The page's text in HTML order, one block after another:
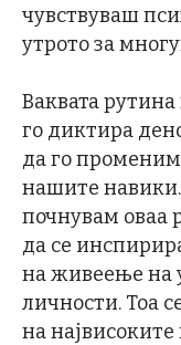
чувствуваш
утрото за
Ваквата
го диктира
да го
нашите
почнувам оваа
да се
на живеење на
личности. Тоа
на највисоките